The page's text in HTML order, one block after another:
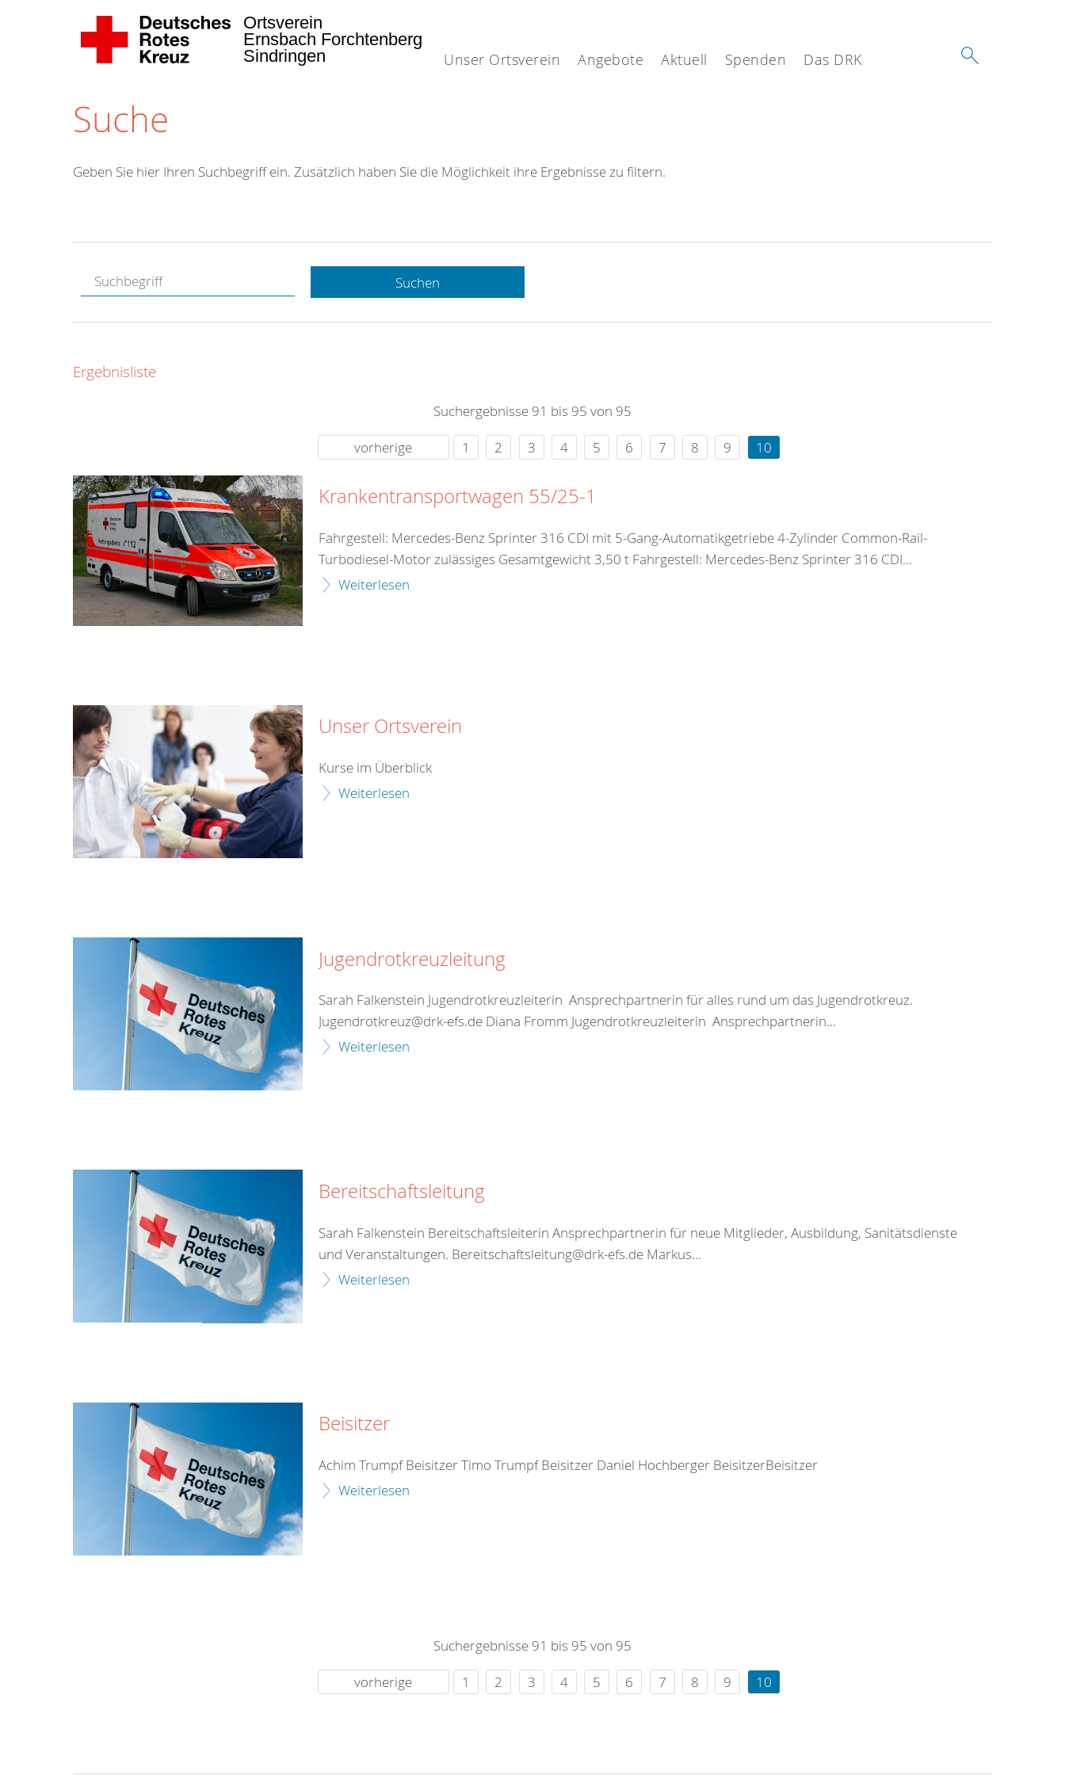
Unser Ortsverein Angebote Aktuell Spenden Das DRK
Ortsverein
Ernsbach Forchtenberg
Sindringen
Suche
Hotline.
gerne.
rund um die Uhr
Geben Sie hier Ihren Suchbegriff ein. Zusätzlich haben Sie die Möglichkeit ihre Ergebnisse zu filtern.
Suchen
Ergebnisliste
Suchergebnisse 91 bis 95 von 95
vorherige
1 2 3 4 5 6 7 8 9 10
Krankentransportwagen 55/25-1
Fahrgestell: Mercedes-Benz Sprinter 316 CDI mit 5-Gang-Automatikgetriebe 4-Zylinder Common-Rail-
Turbodiesel-Motor zulässiges Gesamtgewicht 3,50 t Fahrgestell: Mercedes-Benz Sprinter 316 CDI...
Weiterlesen
Unser Ortsverein
Kurse im Überblick
Weiterlesen
Jugendrotkreuzleitung
Sarah Falkenstein Jugendrotkreuzleiterin Ansprechpartnerin für alles rund um das Jugendrotkreuz.
Jugendrotkreuz@drk-efs.de Diana Fromm Jugendrotkreuzleiterin Ansprechpartnerin...
Weiterlesen
Bereitschaftsleitung
Sarah Falkenstein Bereitschaftsleiterin Ansprechpartnerin für neue Mitglieder, Ausbildung, Sanitätsdienste
und Veranstaltungen. Bereitschaftsleitung@drk-efs.de Markus...
Weiterlesen
Beisitzer
Achim Trumpf Beisitzer Timo Trumpf Beisitzer Daniel Hochberger BeisitzerBeisitzer
Weiterlesen
Suchergebnisse 91 bis 95 von 95
vorherige
1 2 3 4 5 6 7 8 9 10